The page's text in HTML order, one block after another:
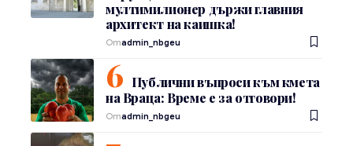
мултимилионер държи главния
архитект на каишка!
Отadmin_nbgeu
Публични въпроси към кмета
на Враца: Време е за отговори!
Отadmin_nbgeu